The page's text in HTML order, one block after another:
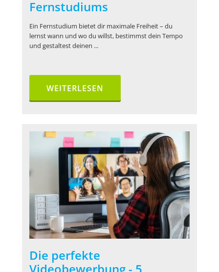
Fernstudiums
Ein Fernstudium bietet dir maximale Freiheit – du
lernst wann und wo du willst, bestimmst dein Tempo
und gestaltest deinen ...
WEITERLESEN
Die perfekte
Videobewerbung - 5